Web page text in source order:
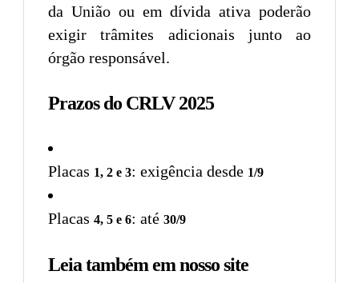
da União ou em dívida ativa poderão
exigir trâmites adicionais junto ao
órgão responsável.
Prazos do CRLV 2025
Placas 1, 2 e 3: exigência desde 1/9
Placas 4, 5 e 6: até 30/9
Leia também em nosso site